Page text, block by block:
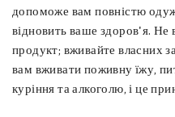
допоможе вам повністю
відновить ваше здоров'я. Не
продукт; вживайте власних
вам вживати поживну їжу,
куріння та алкоголю, і це